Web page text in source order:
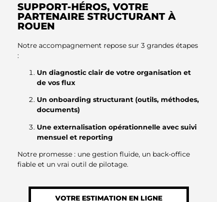
SUPPORT-HÉROS, VOTRE
PARTENAIRE STRUCTURANT À
ROUEN
Notre accompagnement repose sur 3 grandes étapes
:
Un diagnostic clair de votre organisation et
de vos flux
Un onboarding structurant (outils, méthodes,
documents)
Une externalisation opérationnelle avec suivi
mensuel et reporting
Notre promesse : une gestion fluide, un back-office
fiable et un vrai outil de pilotage.
VOTRE ESTIMATION EN LIGNE